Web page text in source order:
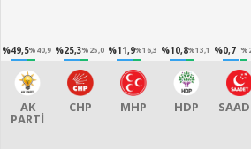
%49,5%40,9
AK
PARTİ
%25,3%25,0
CHP
%11,9%16,3
MHP
%10,8%13,1
HDP
%0,7